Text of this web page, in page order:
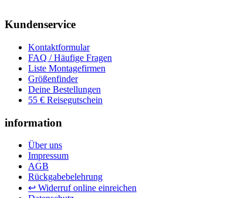
Kundenservice
Kontaktformular
FAQ / Häufige Fragen
Liste Montagefirmen
Größenfinder
Deine Bestellungen
55 € Reisegutschein
information
Über uns
Impressum
AGB
Rückgabebelehrung
↩ Widerruf online einreichen